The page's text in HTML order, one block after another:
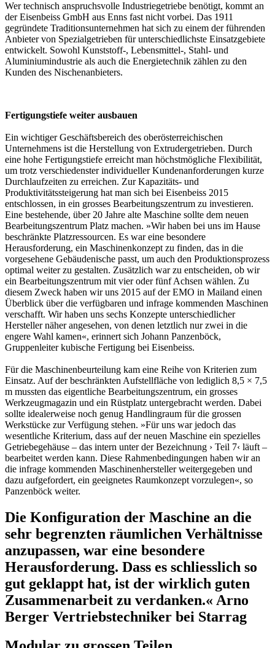
Wer technisch anspruchsvolle Industriegetriebe benötigt, kommt an
der Eisenbeiss GmbH aus Enns fast nicht vorbei. Das 1911
gegründete Traditionsunternehmen hat sich zu einem der führenden
Anbieter von Spezialgetrieben für unterschiedlichste Einsatzgebiete
entwickelt. Sowohl Kunststoff-, Lebensmittel-, Stahl- und
Aluminiumindustrie als auch die Energietechnik zählen zu den
Kunden des Nischenanbieters.
Fertigungstiefe weiter ausbauen
Ein wichtiger Geschäftsbereich des oberösterreichischen
Unternehmens ist die Herstellung von Extrudergetrieben. Durch
eine hohe Fertigungstiefe erreicht man höchstmögliche Flexibilität,
um trotz verschiedenster individueller Kundenanforderungen kurze
Durchlaufzeiten zu erreichen. Zur Kapazitäts- und
Produktivitätssteigerung hat man sich bei Eisenbeiss 2015
entschlossen, in ein grosses Bearbeitungszentrum zu investieren.
Eine bestehende, über 20 Jahre alte Maschine sollte dem neuen
Bearbeitungszentrum Platz machen. »Wir haben bei uns im Hause
beschränkte Platzressourcen. Es war eine besondere
Herausforderung, ein Maschinenkonzept zu finden, das in die
vorgesehene Gebäudenische passt, um auch den Produktionsprozess
optimal weiter zu gestalten. Zusätzlich war zu entscheiden, ob wir
ein Bearbeitungszentrum mit vier oder fünf Achsen wählen. Zu
diesem Zweck haben wir uns 2015 auf der EMO in Mailand einen
Überblick über die verfügbaren und infrage kommenden Maschinen
verschafft. Wir haben uns sechs Konzepte unterschiedlicher
Hersteller näher angesehen, von denen letztlich nur zwei in die
engere Wahl kamen«, erinnert sich Johann Panzenböck,
Gruppenleiter kubische Fertigung bei Eisenbeiss.
Für die Maschinenbeurteilung kam eine Reihe von Kriterien zum
Einsatz. Auf der beschränkten Aufstellfläche von lediglich 8,5 × 7,5
m mussten das eigentliche Bearbeitungszentrum, ein grosses
Werkzeugmagazin und ein Rüstplatz untergebracht werden. Dabei
sollte idealerweise noch genug Handlingraum für die grossen
Werkstücke zur Verfügung stehen. »Für uns war jedoch das
wesentliche Kriterium, dass auf der neuen Maschine ein spezielles
Getriebegehäuse – das intern unter der Bezeichnung › Teil 7‹ läuft –
bearbeitet werden kann. Diese Rahmenbedingungen haben wir an
die infrage kommenden Maschinenhersteller weitergegeben und
dazu aufgefordert, ein geeignetes Raumkonzept vorzulegen«, so
Panzenböck weiter.
Die Konfiguration der Maschine an die
sehr begrenzten räumlichen Verhältnisse
anzupassen, war eine besondere
Herausforderung. Dass es schliesslich so
gut geklappt hat, ist der wirklich guten
Zusammenarbeit zu verdanken.« Arno
Berger Vertriebstechniker bei Starrag